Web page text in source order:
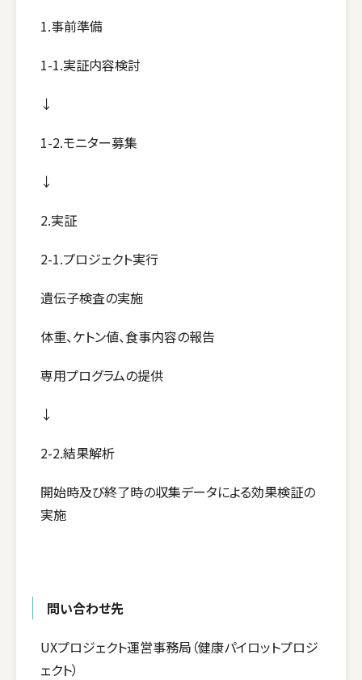
1.事前準備
1-1.実証内容検討
↓
1-2.モニター募集
↓
2.実証
2-1.プロジェクト実行
遺伝子検査の実施
体重、ケトン値、食事内容の報告
専用プログラムの提供
↓
2-2.結果解析
開始時及び終了時の収集データによる効果検証の
実施
問い合わせ先
UXプロジェクト運営事務局（健康パイロットプロジ
ェクト）